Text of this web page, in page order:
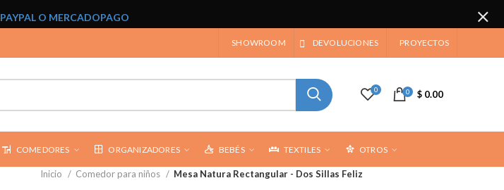
PAYPAL O MERCADOPAGO
SHOWROOM DEVOLUCIONES PROYECTOS
0 0 $ 0.00
COMEDORES ORGANIZADORES BEBÉS TEXTILES OTROS
Inicio Comedor para niños Mesa Natura Rectangular - Dos Sillas Feliz